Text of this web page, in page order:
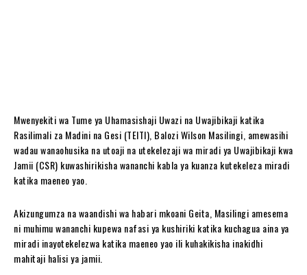
Mwenyekiti wa Tume ya Uhamasishaji Uwazi na Uwajibikaji katika
Rasilimali za Madini na Gesi (TEITI), Balozi Wilson Masilingi, amewasihi
wadau wanaohusika na utoaji na utekelezaji wa miradi ya Uwajibikaji kwa
Jamii (CSR) kuwashirikisha wananchi kabla ya kuanza kutekeleza miradi
katika maeneo yao.
Akizungumza na waandishi wa habari mkoani Geita, Masilingi amesema
ni muhimu wananchi kupewa nafasi ya kushiriki katika kuchagua aina ya
miradi inayotekelezwa katika maeneo yao ili kuhakikisha inakidhi
mahitaji halisi ya jamii.